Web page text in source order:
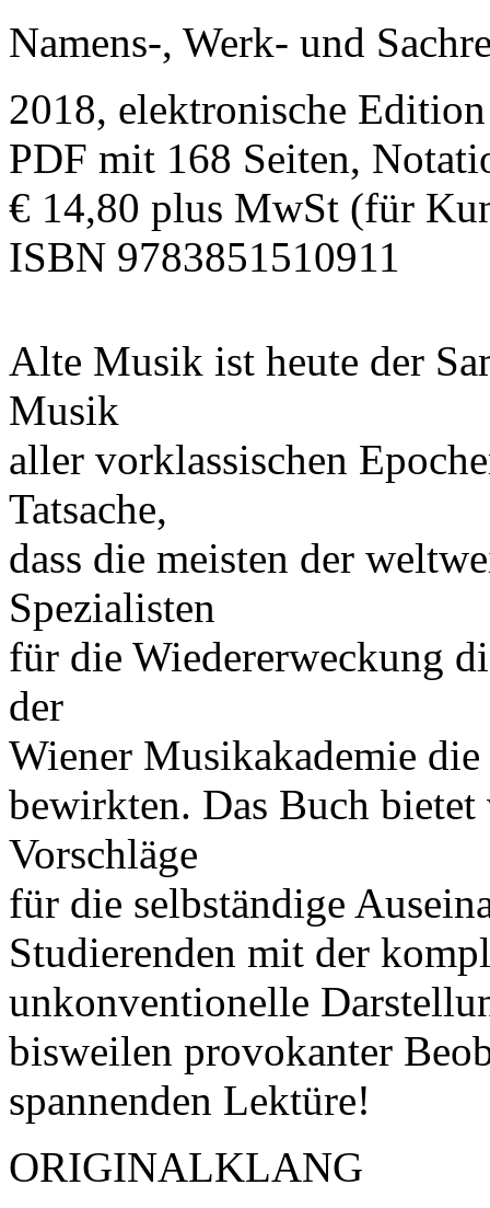
Namens-, Werk- und
2018, elektronische
PDF mit 168 Seiten,
€ 14,80 plus MwSt (für
ISBN 9783851510911
Alte Musik ist heute der
Musik
aller vorklassischen
Tatsache,
dass die meisten der
Spezialisten
für die Wiedererweckung
der
Wiener Musikakademie
bewirkten. Das Buch
Vorschläge
für die selbständige
Studierenden mit der
unkonventionelle
bisweilen provokanter
spannenden Lektüre!
ORIGINALKLANG